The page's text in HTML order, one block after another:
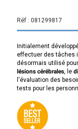
Réf : 081299817
Initialement
effectuer des tâches
désormais utilisé
lésions cérébrales, le
l'évaluation des
tests pour les